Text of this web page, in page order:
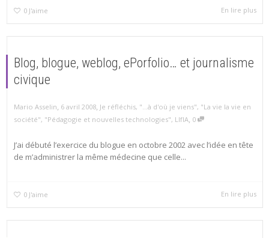
0 J'aime En lire plus
Blog, blogue, weblog, ePorfolio… et journalisme
civique
Mario Asselin, 6 avril 2008, Je réfléchis, "...à d'où je viens", "La vie la vie en
société", "Pédagogie et nouvelles technologies", LIfIA, 0
J’ai débuté l’exercice du blogue en octobre 2002 avec l’idée en tête
de m’administrer la même médecine que celle...
0 J'aime En lire plus